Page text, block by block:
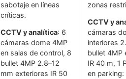
sabotaje en líneas
críticas.
CCTV y analítica: 6
cámaras dome 4MP
en salas de control, 8
bullet 4MP 2.8–12
mm exteriores IR 50
zonas
CCTV y
cámaras
interiores
bullet 4MP
IR 40 m, 1
en